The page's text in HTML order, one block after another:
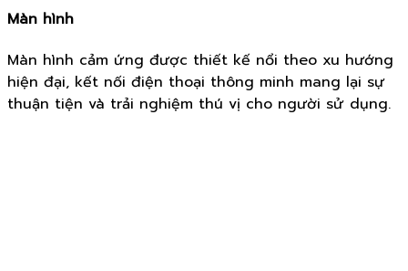
Màn hình
Màn hình cảm ứng được thiết kế nổi theo xu hướng
hiện đại, kết nối điện thoại thông minh mang lại sự
thuận tiện và trải nghiệm thú vị cho người sử dụng.